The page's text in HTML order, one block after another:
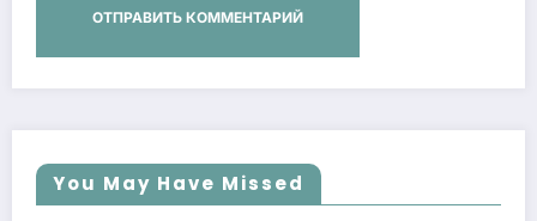
You May Have Missed